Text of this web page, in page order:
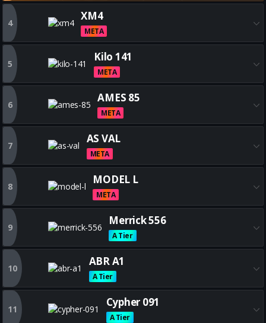
Obtenez toutes les
4
XM4
META
Obtenez toutes les
5
Kilo 141
META
Obtenez toutes les
6
AMES 85
META
Obtenez toutes les
7
AS VAL
META
Obtenez toutes les
8
MODEL L
META
Obtenez toutes les
9
Merrick 556
A Tier
Obtenez toutes les
10
ABR A1
A Tier
Obtenez toutes les
11
Cypher 091
A Tier